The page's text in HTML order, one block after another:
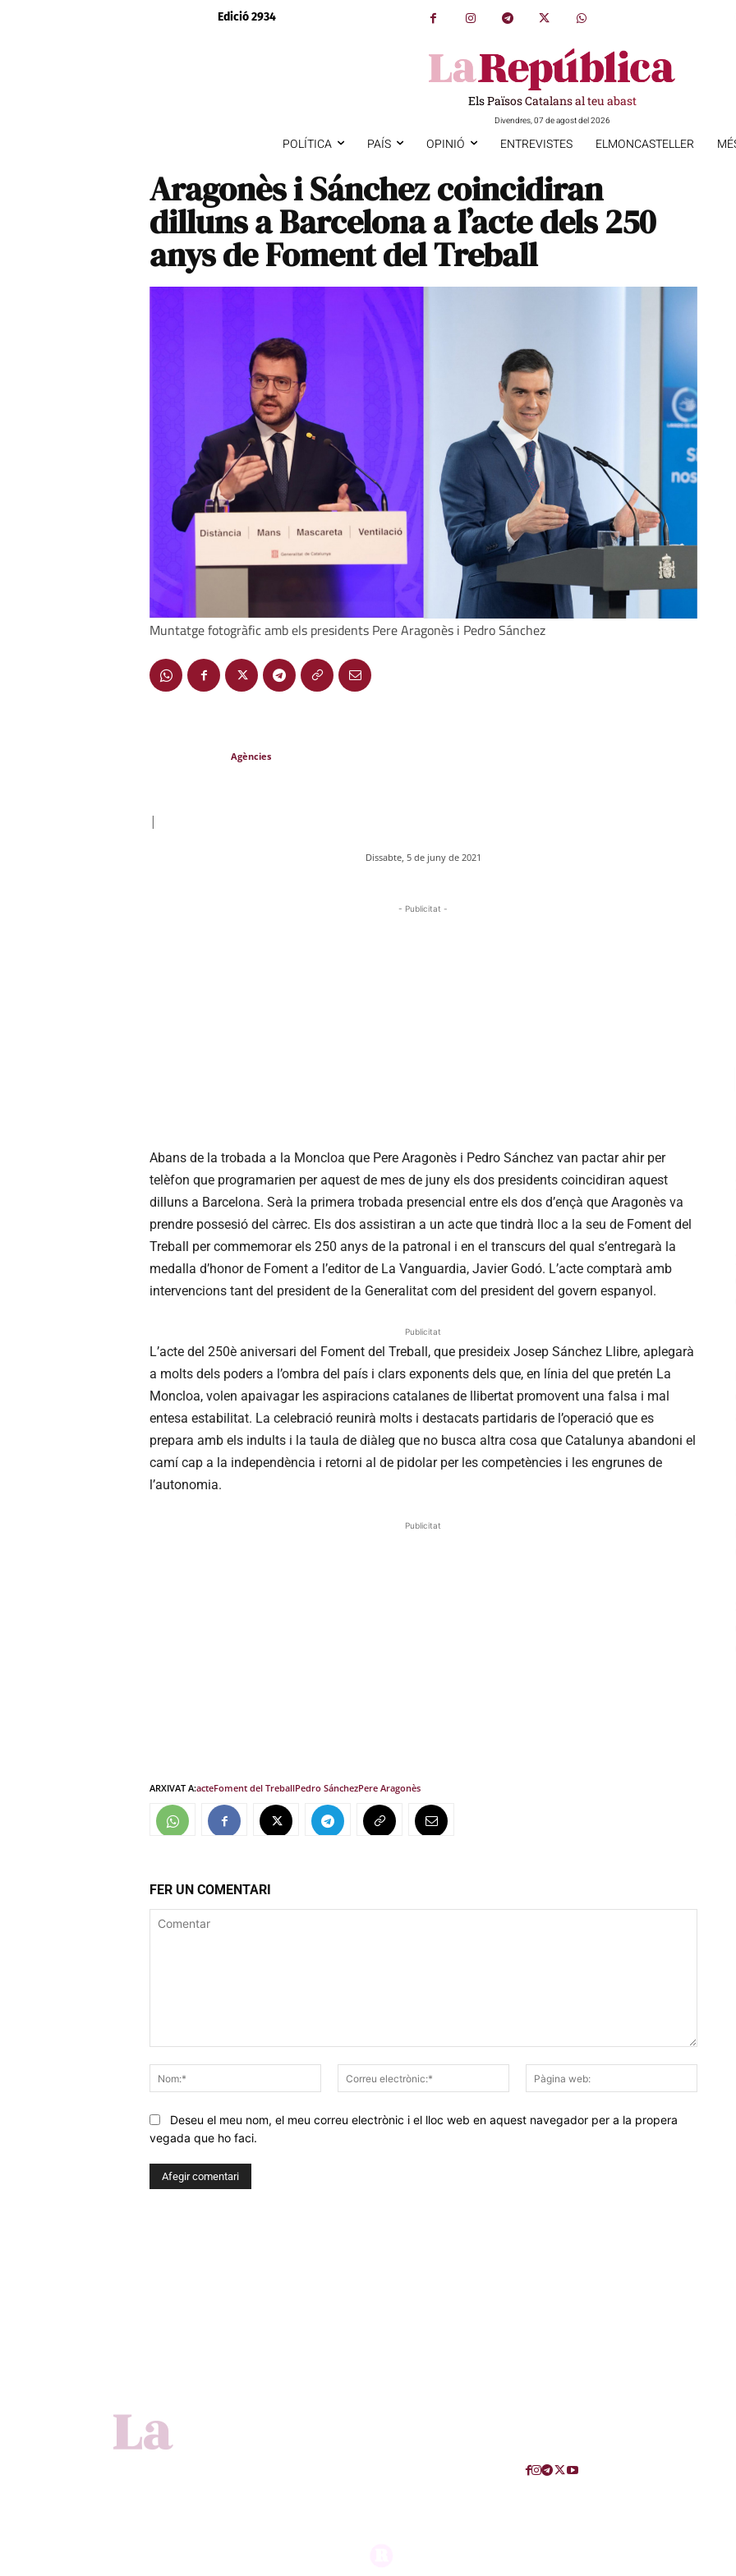
Edició 2934
Els Països Catalans al teu abast
Divendres, 07 de agost del 2026
POLÍTICA PAÍS OPINIÓ ENTREVISTES ELMONCASTELLER
Aragonès i Sánchez coincidiran
dilluns a Barcelona a l’acte dels 250
anys de Foment del Treball
Muntatge fotogràfic amb els presidents Pere Aragonès i Pedro Sánchez
Agències
|
Dissabte, 5 de juny de 2021
- Publicitat -
Abans de la trobada a la Moncloa que Pere Aragonès i Pedro Sánchez van pactar ahir per
telèfon que programarien per aquest de mes de juny els dos presidents coincidiran aquest
dilluns a Barcelona. Serà la primera trobada presencial entre els dos d’ençà que Aragonès va
prendre possesió del càrrec. Els dos assistiran a un acte que tindrà lloc a la seu de Foment del
Treball per commemorar els 250 anys de la patronal i en el transcurs del qual s’entregarà la
medalla d’honor de Foment a l’editor de La Vanguardia, Javier Godó. L’acte comptarà amb
intervencions tant del president de la Generalitat com del president del govern espanyol.
Publicitat
L’acte del 250è aniversari del Foment del Treball, que presideix Josep Sánchez Llibre, aplegarà
a molts dels poders a l’ombra del país i clars exponents dels que, en línia del que pretén La
Moncloa, volen apaivagar les aspiracions catalanes de llibertat promovent una falsa i mal
entesa estabilitat. La celebració reunirà molts i destacats partidaris de l’operació que es
prepara amb els indults i la taula de diàleg que no busca altra cosa que Catalunya abandoni el
camí cap a la independència i retorni al de pidolar per les competències i les engrunes de
l’autonomia.
Publicitat
ARXIVAT A:acteFoment del TreballPedro SánchezPere Aragonès
FER UN COMENTARI
Nom:*
Correu
electrònic:*
web:
Deseu el meu nom, el meu correu electrònic i el lloc web en aquest navegador per a la propera
vegada que ho faci.